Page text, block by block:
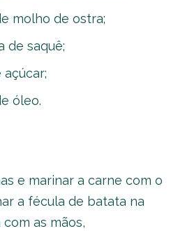
molho de ostra;
de saquê;
óleo.
e marinar a carne com o
a fécula de batata na
as mãos,